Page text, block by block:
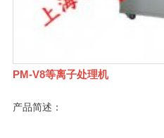
PM-V8等离子处理机
产品简述：